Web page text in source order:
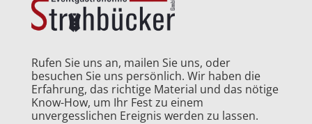
Rufen Sie uns an, mailen Sie uns, oder
besuchen Sie uns persönlich. Wir haben die
Erfahrung, das richtige Material und das nötige
Know-How, um Ihr Fest zu einem
unvergesslichen Ereignis werden zu lassen.